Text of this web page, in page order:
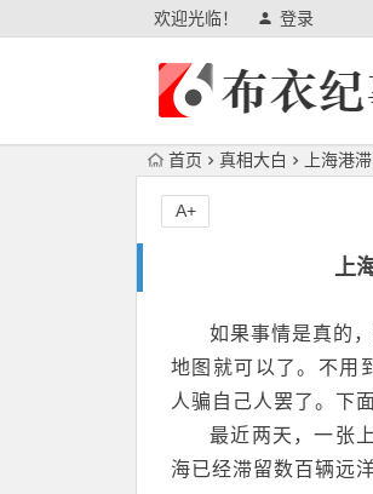
欢迎光临！ 登录
首页 真相大白 上海港
上
A+
如果事情是真的
地图就可以了。不用
人骗自己人罢了。下
最近两天，一张
海已经滞留数百辆远